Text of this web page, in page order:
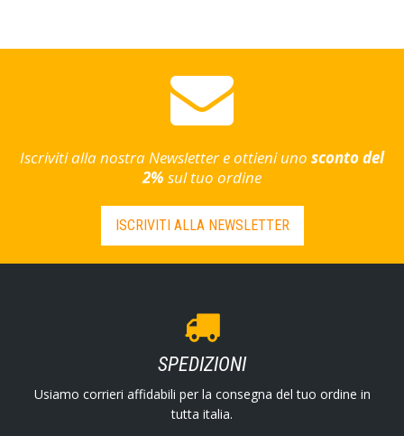
Iscriviti alla nostra Newsletter e ottieni uno sconto del
2% sul tuo ordine
ISCRIVITI ALLA NEWSLETTER
SPEDIZIONI
Usiamo corrieri affidabili per la consegna del tuo ordine in
tutta italia.